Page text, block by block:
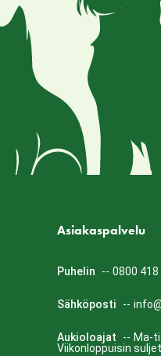
Asiakaspalvelu
Puhelin -- 0800 418
Sähköposti --
Aukioloajat -- Ma-
Viikonloppuisin